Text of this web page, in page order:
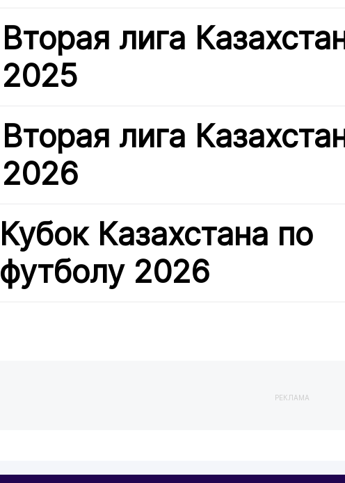
Вторая лига
2025
Вторая лига
2026
Кубок Казахстана по
футболу 2026
РЕКЛАМА